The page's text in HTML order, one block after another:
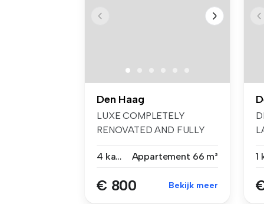
Den Haag
LUXE COMPLETELY
RENOVATED AND FULLY
W... 4 kamers Appartement 66 m²
€ 800 Bekijk meer